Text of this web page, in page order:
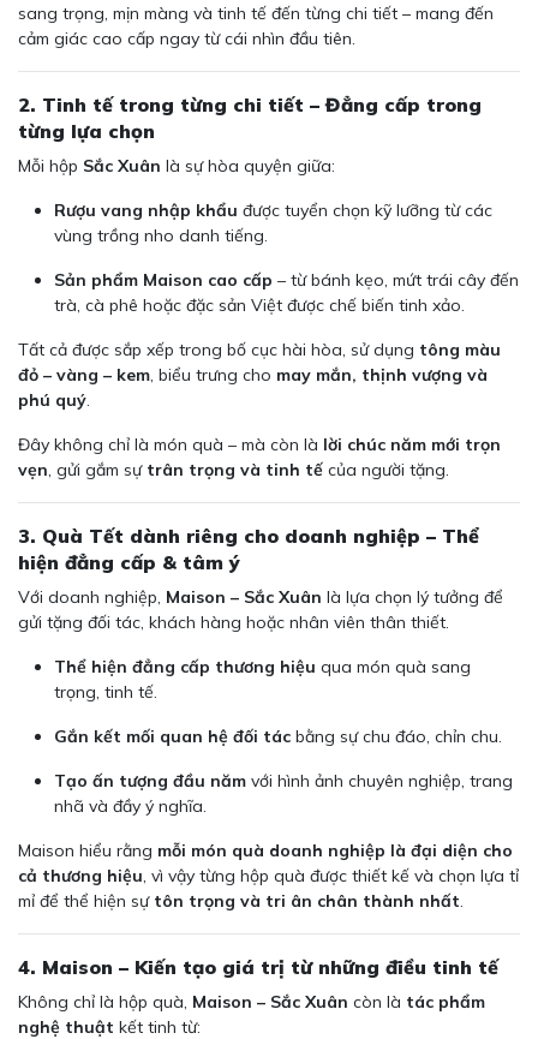
sang trọng, mịn màng và tinh tế đến từng chi tiết – mang đến
cảm giác cao cấp ngay từ cái nhìn đầu tiên.
2. Tinh tế trong từng chi tiết – Đẳng cấp trong
từng lựa chọn
Mỗi hộp Sắc Xuân là sự hòa quyện giữa:
Rượu vang nhập khẩu được tuyển chọn kỹ lưỡng từ các
vùng trồng nho danh tiếng.
Sản phẩm Maison cao cấp – từ bánh kẹo, mứt trái cây đến
trà, cà phê hoặc đặc sản Việt được chế biến tinh xảo.
Tất cả được sắp xếp trong bố cục hài hòa, sử dụng tông màu
đỏ – vàng – kem, biểu trưng cho may mắn, thịnh vượng và
phú quý.
Đây không chỉ là món quà – mà còn là lời chúc năm mới trọn
vẹn, gửi gắm sự trân trọng và tinh tế của người tặng.
3. Quà Tết dành riêng cho doanh nghiệp – Thể
hiện đẳng cấp & tâm ý
Với doanh nghiệp, Maison – Sắc Xuân là lựa chọn lý tưởng để
gửi tặng đối tác, khách hàng hoặc nhân viên thân thiết.
Thể hiện đẳng cấp thương hiệu qua món quà sang
trọng, tinh tế.
Gắn kết mối quan hệ đối tác bằng sự chu đáo, chỉn chu.
Tạo ấn tượng đầu năm với hình ảnh chuyên nghiệp, trang
nhã và đầy ý nghĩa.
Maison hiểu rằng mỗi món quà doanh nghiệp là đại diện cho
cả thương hiệu, vì vậy từng hộp quà được thiết kế và chọn lựa tỉ
mỉ để thể hiện sự tôn trọng và tri ân chân thành nhất.
4. Maison – Kiến tạo giá trị từ những điều tinh tế
Không chỉ là hộp quà, Maison – Sắc Xuân còn là tác phẩm
nghệ thuật kết tinh từ: